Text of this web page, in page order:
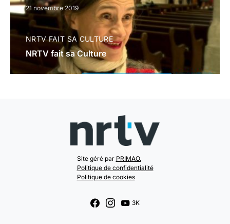
21 novembre 2019
NRTV FAIT SA CULTURE
NRTV fait sa Culture
Site géré par PRIMAO.
Politique de confidentialité
Politique de cookies
3K